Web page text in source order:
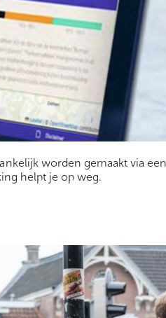
worden gemaakt via een
helpt je op weg.